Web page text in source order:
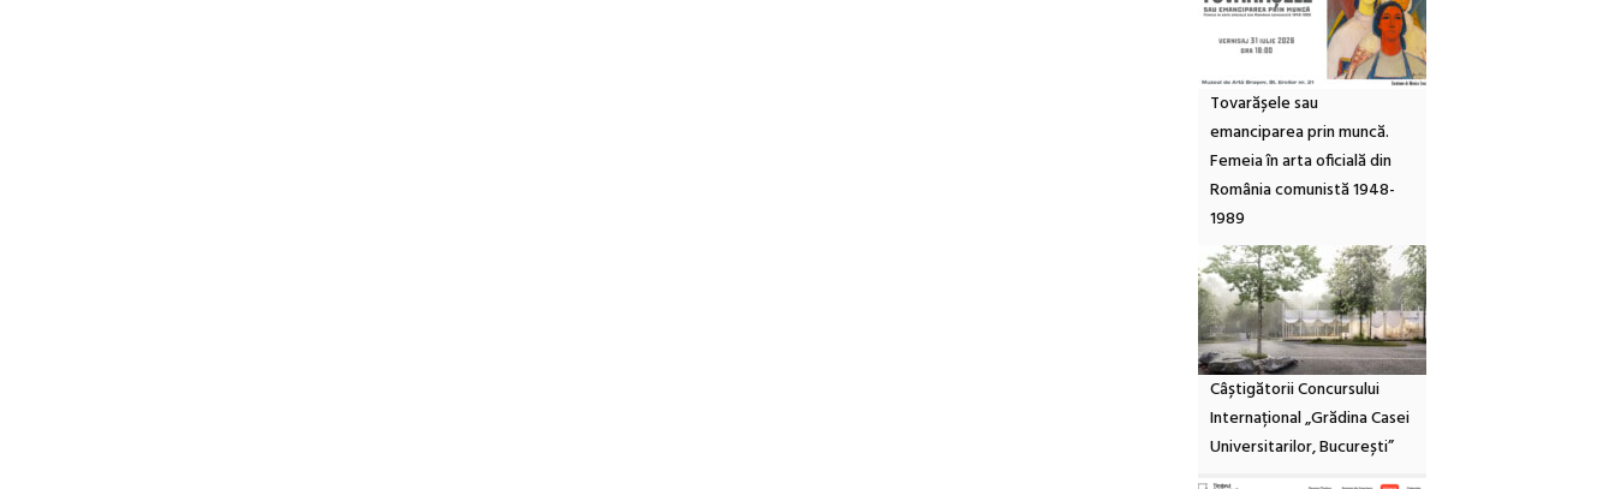
Tovarășele sau
emanciparea prin muncă.
Femeia în arta oficială din
România comunistă 1948-
1989
Câștigătorii Concursului
Internațional „Grădina Casei
Universitarilor, București”